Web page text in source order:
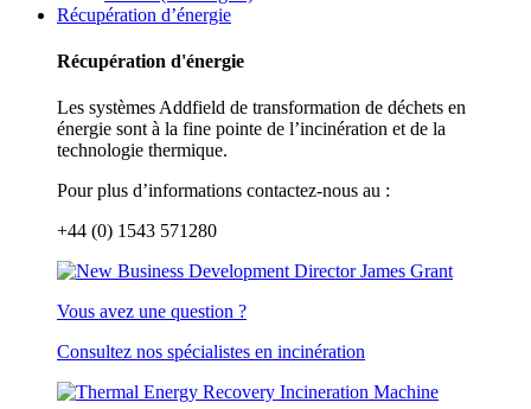
Récupération d’énergie
Récupération d'énergie
Les systèmes Addfield de transformation de déchets en
énergie sont à la fine pointe de l’incinération et de la
technologie thermique.
Pour plus d’informations contactez-nous au :
+44 (0) 1543 571280
Vous avez une question ?
Consultez nos spécialistes en incinération